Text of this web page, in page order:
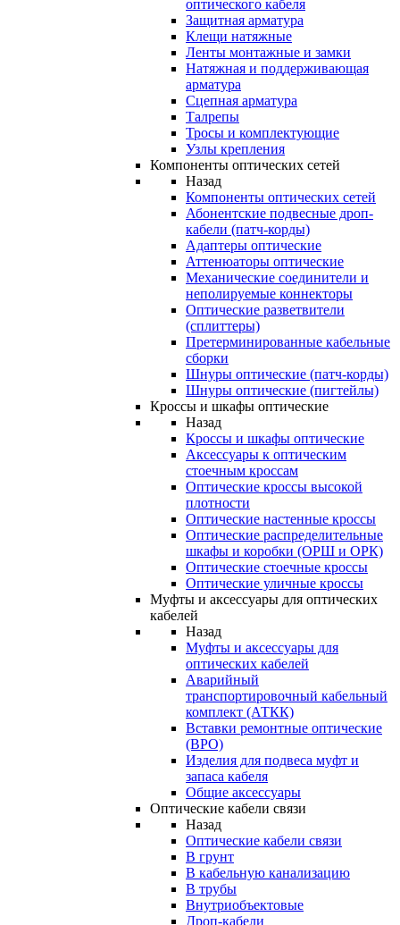
оптического кабеля
Защитная арматура
Клещи натяжные
Ленты монтажные и замки
Натяжная и поддерживающая
арматура
Сцепная арматура
Талрепы
Тросы и комплектующие
Узлы крепления
Компоненты оптических сетей
Назад
Компоненты оптических сетей
Абонентские подвесные дроп-
кабели (патч-корды)
Адаптеры оптические
Аттенюаторы оптические
Механические соединители и
неполируемые коннекторы
Оптические разветвители
(сплиттеры)
Претерминированные кабельные
сборки
Шнуры оптические (патч-корды)
Шнуры оптические (пигтейлы)
Кроссы и шкафы оптические
Назад
Кроссы и шкафы оптические
Аксессуары к оптическим
стоечным кроссам
Оптические кроссы высокой
плотности
Оптические настенные кроссы
Оптические распределительные
шкафы и коробки (ОРШ и ОРК)
Оптические стоечные кроссы
Оптические уличные кроссы
Муфты и аксессуары для оптических
кабелей
Назад
Муфты и аксессуары для
оптических кабелей
Аварийный
транспортировочный кабельный
комплект (АТКК)
Вставки ремонтные оптические
(ВРО)
Изделия для подвеса муфт и
запаса кабеля
Общие аксессуары
Оптические кабели связи
Назад
Оптические кабели связи
В грунт
В кабельную канализацию
В трубы
Внутриобъектовые
Дроп-кабели